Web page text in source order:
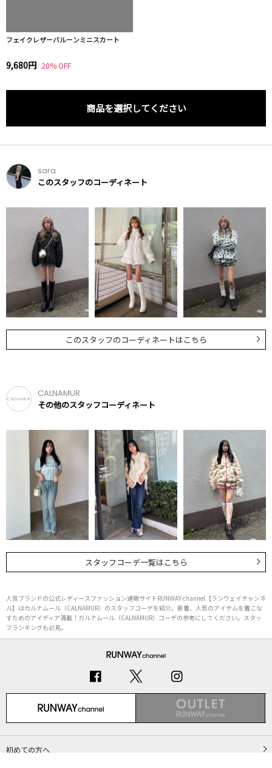
フェイクレザーバルーンミニスカート
9,680円 20% OFF
商品を選択してください
sara
このスタッフのコーディネート
このスタッフのコーディネートはこちら
CALNAMUR
その他のスタッフコーディネート
スタッフコーデ一覧はこちら
人気ブランドの公式レディースファッション通販サイトRUNWAY channel【ランウェイチャンネ
ル】はカルナムール（CALNAMUR）のスタッフコーデを紹介。新着、人気のアイテムを着こな
すためのアイディア満載！カルナムール（CALNAMUR）コーデの参考にしてください。スタッ
フランキングも必見。
初めての方へ